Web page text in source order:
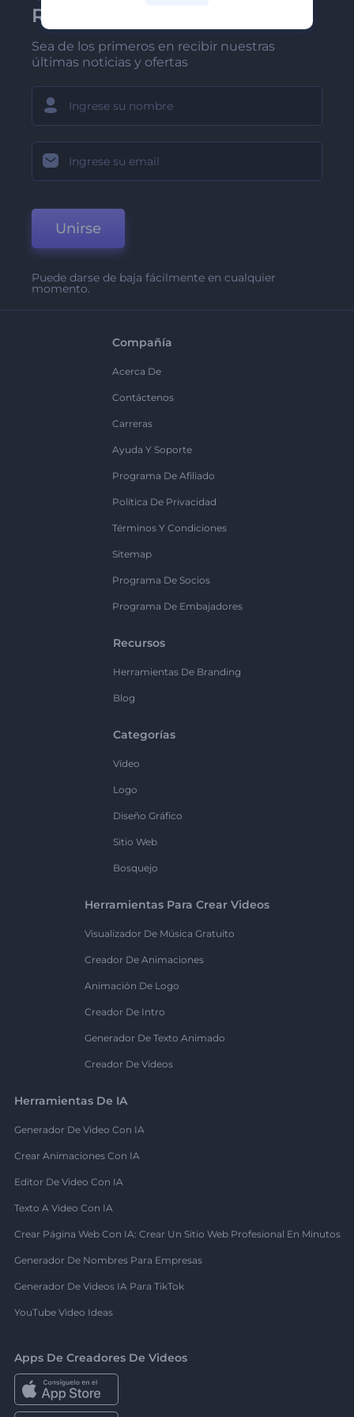
Renderforest
Sea de los primeros en recibir nuestras
últimas noticias y ofertas
Unirse
Puede darse de baja fácilmente en cualquier
momento.
Compañía
Acerca De
Contáctenos
Carreras
Ayuda Y Soporte
Programa De Afiliado
Política De Privacidad
Términos Y Condiciones
Sitemap
Programa De Socios
Programa De Embajadores
Recursos
Herramientas De Branding
Blog
Categorías
Vídeo
Logo
Diseño Gráfico
Sitio Web
Bosquejo
Herramientas Para Crear Videos
Visualizador De Música Gratuito
Creador De Animaciones
Animación De Logo
Creador De Intro
Generador De Texto Animado
Creador De Videos
Herramientas De IA
Generador De Video Con IA
Crear Animaciones Con IA
Editor De Video Con IA
Texto A Video Con IA
Crear Página Web Con IA: Crear Un Sitio Web Profesional En Minutos
Generador De Nombres Para Empresas
Generador De Videos IA Para TikTok
YouTube Video Ideas
Apps De Creadores De Videos